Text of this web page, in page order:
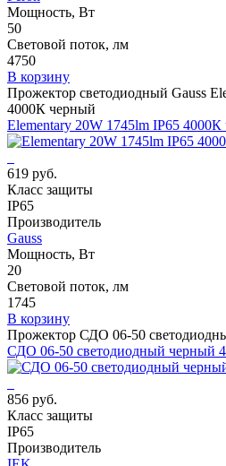
Мощность, Вт
50
Световой поток, лм
4750
В корзину
Прожектор светодиодный Gauss
4000К черный
Elementary 20W 1745lm IP65
619 руб.
Класс защиты
IP65
Производитель
Gauss
Мощность, Вт
20
Световой поток, лм
1745
В корзину
Прожектор СДО 06-50
СДО 06-50 светодиодный черный
856 руб.
Класс защиты
IP65
Производитель